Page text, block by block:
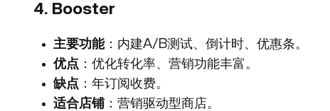
4. Booster
主要功能：内建A/B测试、倒计时、优惠条。
优点 ：优化转化率、营销功能丰富。
缺点 ：年订阅收费。
适合店铺：营销驱动型商店。